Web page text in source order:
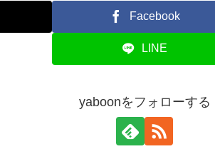
Facebook
LINE
yaboonをフォローする